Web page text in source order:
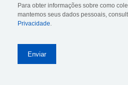
Para obter informações sobre como
mantemos seus dados pessoais,
Privacidade.